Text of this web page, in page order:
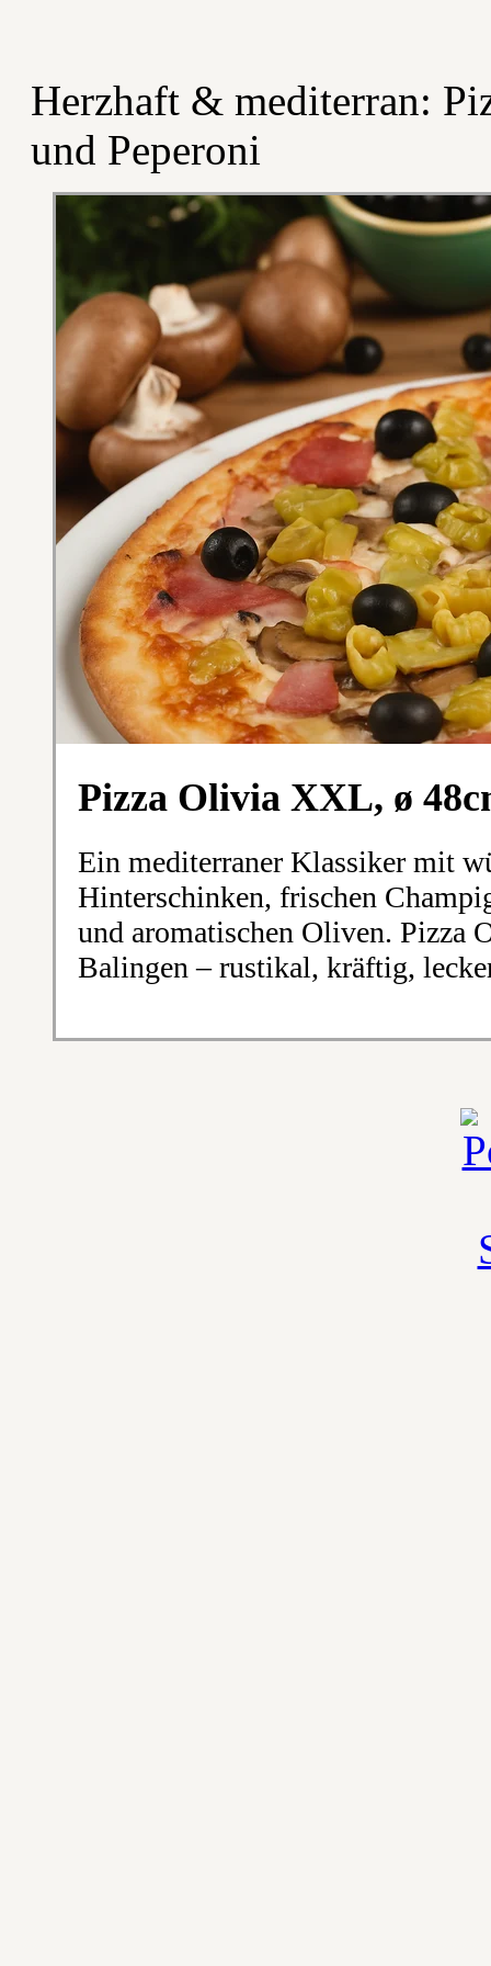
Herzhaft & mediterran:
und Peperoni
Pizza Olivia XXL, ø
Ein mediterraner Klassiker mit
Hinterschinken, frischen
und aromatischen Oliven. Pizza
Balingen – rustikal, kräftig,